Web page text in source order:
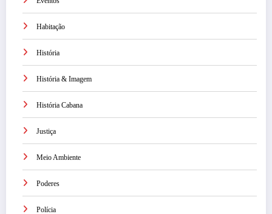
Habitação
História
História & Imagem
História Cabana
Justiça
Meio Ambiente
Poderes
Polícia